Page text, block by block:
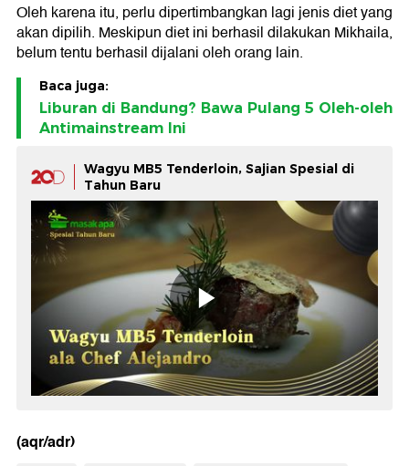
Oleh karena itu, perlu dipertimbangkan lagi jenis diet yang
akan dipilih. Meskipun diet ini berhasil dilakukan Mikhaila,
belum tentu berhasil dijalani oleh orang lain.
Baca juga:
Liburan di Bandung? Bawa Pulang 5 Oleh-oleh
Antimainstream Ini
Wagyu MB5 Tenderloin, Sajian Spesial di
Tahun Baru
(aqr/adr)